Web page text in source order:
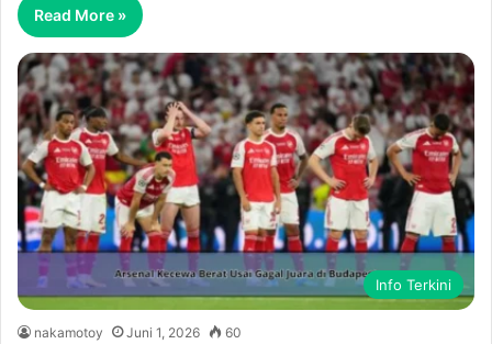
Read More »
Info Terkini
nakamotoy Juni 1, 2026 60